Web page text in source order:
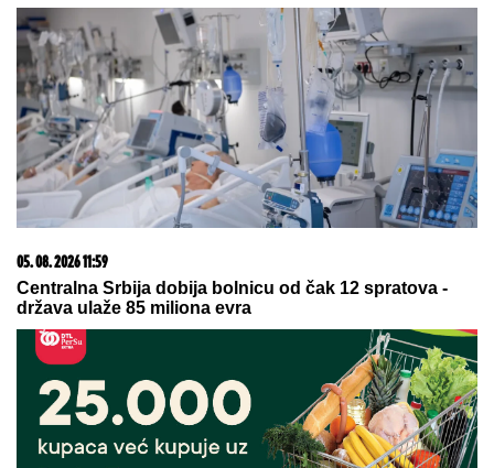
SRBIN ZASPAO NA DUNAVU, PA ZAVRŠIO U
RUMUNIJI:Rumunska policija ga spasavala u
poslednji čas
"PORODIČNOM BLAGU", PA
POSTAVLJEN NA BITNU FUNKCIJU
Evo koliko se čuveni Mića Janković
promenio za sve ove godine
"To je trajalo tri godine, plašila sam
se da se ne vratim na staro!"
Anastasija Ražnatović nije krila
detalje borbe kroz koju je prošla